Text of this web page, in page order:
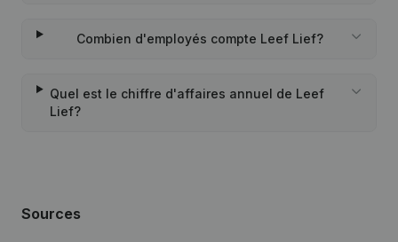
Combien d'employés compte Leef Lief?
Quel est le chiffre d'affaires annuel de Leef
Lief?
Sources